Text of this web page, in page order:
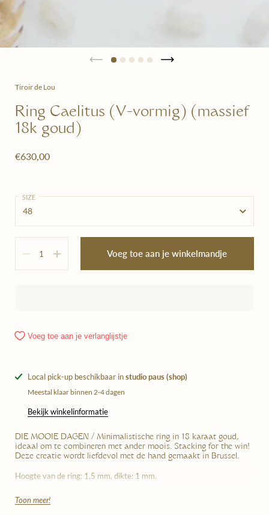
Tiroir de Lou
Ring Caelitus (V-vormig) (massief
18k goud)
€630,00
SIZE
Voeg toe aan je winkelmandje
Voeg toe aan je verlanglijstje
Local pick-up beschikbaar instudio paus (shop)
Meestal klaar binnen 2-4 dagen
Bekijk winkelinformatie
DIE MOOIE DAGEN / Minimalistische ring in 18 karaat goud,
ideaal om te combineren met ander moois. Stacking for the win!
Deze creatie wordt liefdevol met de hand gemaakt in Brussel.
Hoogte van de ring: 1,5 mm, dikte: 1 mm.
Wanneer je dit juweel bestelt, doe je een
Toon meer!